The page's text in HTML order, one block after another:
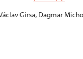
Girsa, Dagmar